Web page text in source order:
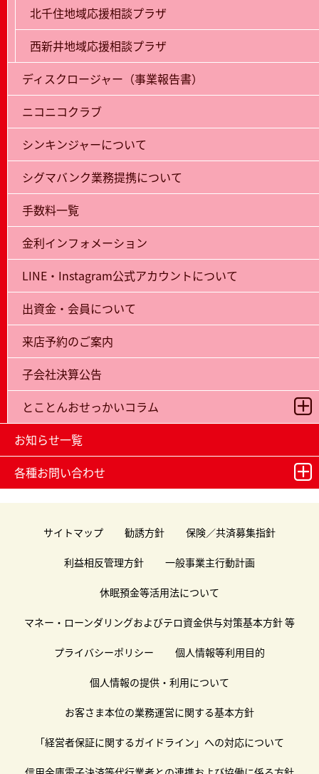
北千住地域応援相談プラザ
西新井地域応援相談プラザ
ディスクロージャー（事業報告書）
ニコニコクラブ
シンキンジャーについて
シグマバンク業務提携について
手数料一覧
金利インフォメーション
LINE・Instagram公式アカウントについて
出資金・会員について
来店予約のご案内
子会社決算公告
とことんおせっかいコラム
お知らせ一覧
各種お問い合わせ
サイトマップ 勧誘方針 保険／共済募集指針
利益相反管理方針 一般事業主行動計画
休眠預金等活用法について
マネー・ローンダリングおよびテロ資金供与対策基本方針 等
プライバシーポリシー 個人情報等利用目的
個人情報の提供・利用について
お客さま本位の業務運営に関する基本方針
「経営者保証に関するガイドライン」への対応について